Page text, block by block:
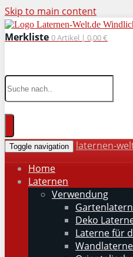
Skip to main content
Merkliste 0Artikel | 0,00 €
Toggle navigation
laternen-
Home
Laternen
Verwendung
Deko
Laterne für
Wandlaterne